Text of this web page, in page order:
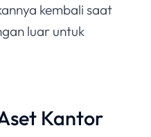
kembali saat
luar untuk
Kantor